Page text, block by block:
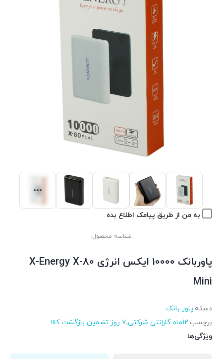
به من از طریق پیامک اطلاع بده
شناسه محصول:
پاوربانک 10000 ایکس انرژی X-Energy X-80
Mini
دسته:پاور بانک
برچسب:12ماه گارانتی شرکتی ,۷ روز تضمین بازگشت کالا
ویژگی‌ها